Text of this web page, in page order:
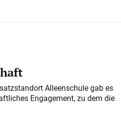
Alleenschule gab es
Engagement, zu dem die